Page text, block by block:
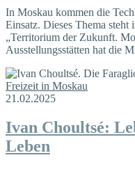
In Moskau kommen die
Einsatz. Dieses Thema
„Territorium der Zukunft.
Ausstellungsstätten hat die
Freizeit in Moskau
21.02.2025
Ivan Choultsé:
Leben